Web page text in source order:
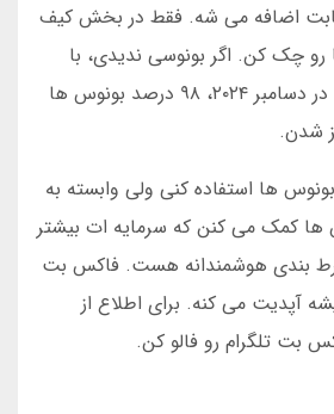
اضافه می شه. فقط در بخش کیف
چک کن. اگر بونوسی ندیدی، با
پشتیبانی تماس بگیر. در دسامبر ۲۰۲۴، ۹۸ درصد بونوس ها
شدن.
ها استفاده کنی ولی وابسته به
ها کمک می کنن که سرمایه ات بیشتر
بندی هوشمندانه هست. فاکس بت
آپدیت می کنه. برای اطلاع از
بت تلگرام رو فالو کن.